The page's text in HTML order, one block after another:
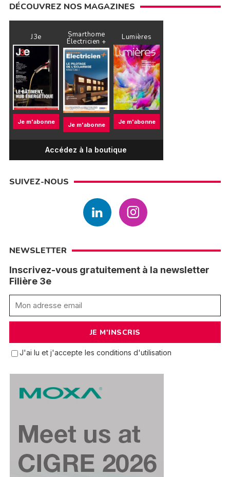
DÉCOUVREZ NOS MAGAZINES
J3e
Je m'abonne
Smarthome
Électricien +
Je m'abonne
Lumières
Je m'abonne
Accédez à la boutique
SUIVEZ-NOUS
NEWSLETTER
Inscrivez-vous gratuitement à la newsletter
Filière 3e
J'ai lu et j'accepte les conditions d'utilisation